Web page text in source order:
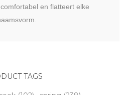
en flatteert elke
TAGS